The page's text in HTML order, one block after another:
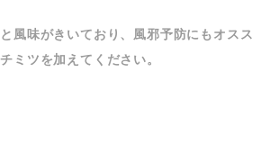
風味がきいており、風邪予防にもオスス
ミツを加えてください。